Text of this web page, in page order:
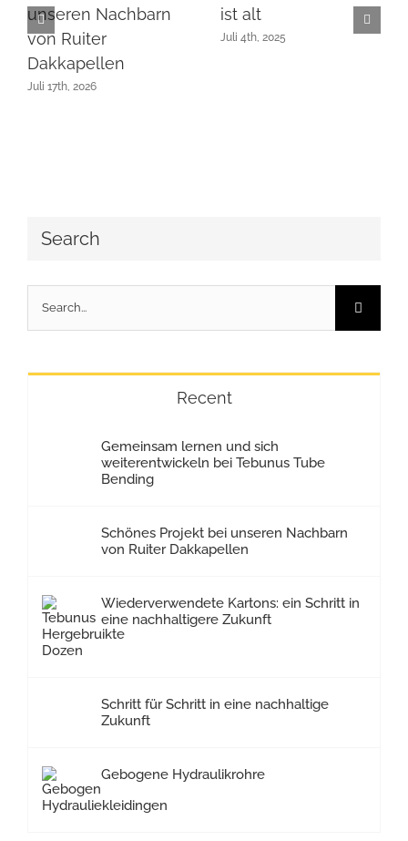
unseren Nachbarn
von Ruiter
Dakkapellen
Juli 17th, 2026
ist alt
Juli 4th, 2025
Search
Search
for:
Recent
Gemeinsam lernen und sich
weiterentwickeln bei Tebunus Tube
Bending
Schönes Projekt bei unseren Nachbarn
von Ruiter Dakkapellen
Wiederverwendete Kartons: ein Schritt in
eine nachhaltigere Zukunft
Schritt für Schritt in eine nachhaltige
Zukunft
Gebogene Hydraulikrohre